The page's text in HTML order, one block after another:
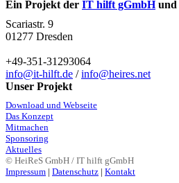
Ein Projekt der IT hilft gGmbHund
Scariastr. 9
01277 Dresden
+49-351-31293064
info@it-hilft.de /info@heires.net
Unser Projekt
Download und Webseite
Das Konzept
Mitmachen
Sponsoring
Aktuelles
© HeiReS GmbH / IT hilft gGmbH
Impressum | Datenschutz | Kontakt